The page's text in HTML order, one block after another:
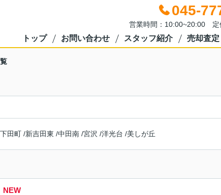
045-
営業時間：10:00~20:00 定
トップ お問い合わせ スタッフ紹介 売却査定
下田町 /新吉田東 /中田南 /宮沢 /洋光台 /美しが丘
NEW